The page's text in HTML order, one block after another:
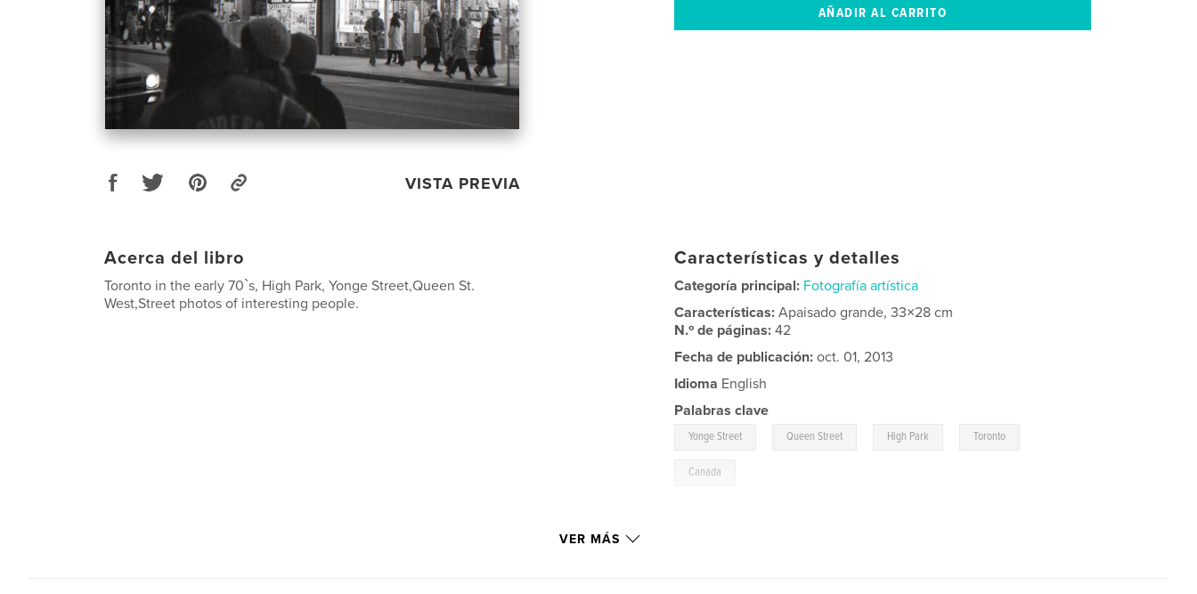
VISTA PREVIA
Acerca del libro
Toronto in the early 70`s, High Park, Yonge Street,Queen St.
West,Street photos of interesting people.
Características y detalles
Categoría principal: Fotografía artística
Características:Apaisado grande, 33×28 cm
N.º de páginas:42
Fecha de publicación: oct. 01, 2013
Idioma English
Palabras clave
Yonge Street Queen Street High Park Toronto
Canada
VER MÁS